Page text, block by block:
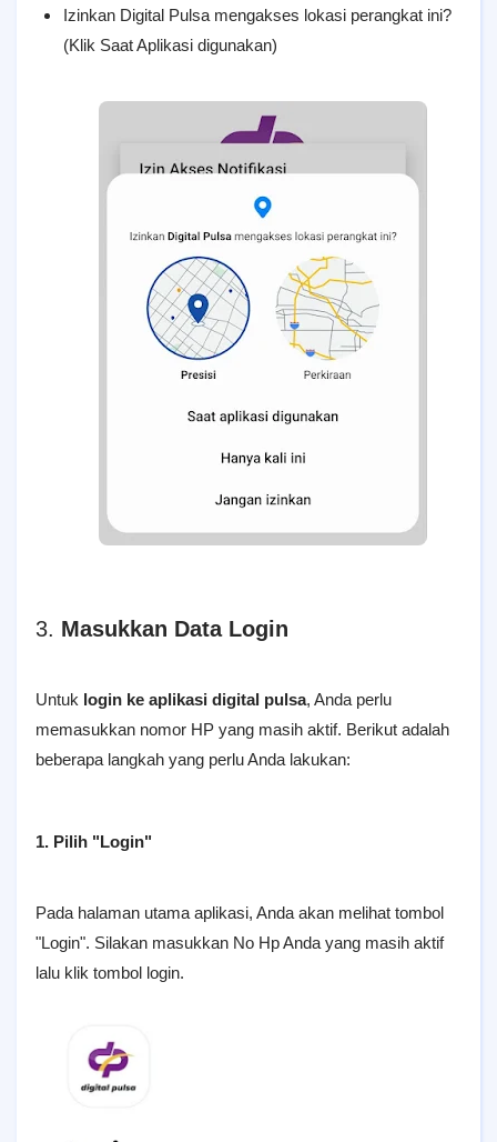
Izinkan Digital Pulsa mengakses lokasi perangkat ini?
(Klik Saat Aplikasi digunakan)
3. Masukkan Data Login
Untuk login ke aplikasi digital pulsa, Anda perlu
memasukkan nomor HP yang masih aktif. Berikut adalah
beberapa langkah yang perlu Anda lakukan:
1. Pilih "Login"
Pada halaman utama aplikasi, Anda akan melihat tombol
"Login". Silakan masukkan No Hp Anda yang masih aktif
lalu klik tombol login.